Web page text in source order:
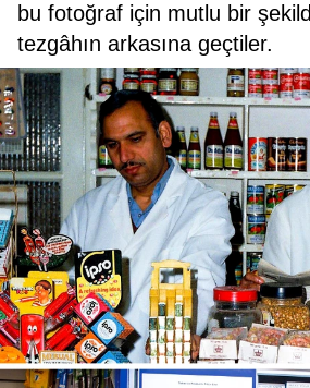
bu fotoğraf için mutlu bir
tezgâhın arkasına geçtiler.